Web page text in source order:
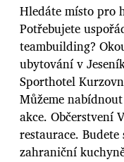
Hledáte místo pro
Potřebujete
teambuilding?
ubytování v
Sporthotel
Můžeme
akce. Občerstvení
restaurace.
zahraniční